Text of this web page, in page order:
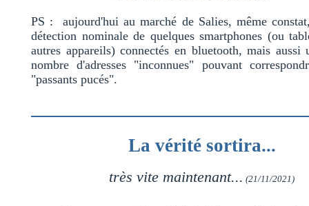
PS : aujourd'hui au marché de Salies, même
détection nominale de quelques smartphones (ou
autres appareils) connectés en bluetooth, mais aussi
nombre d'adresses "inconnues" pouvant
"passants pucés".
La vérité sortira...
très vite maintenant... (21/11/2021)